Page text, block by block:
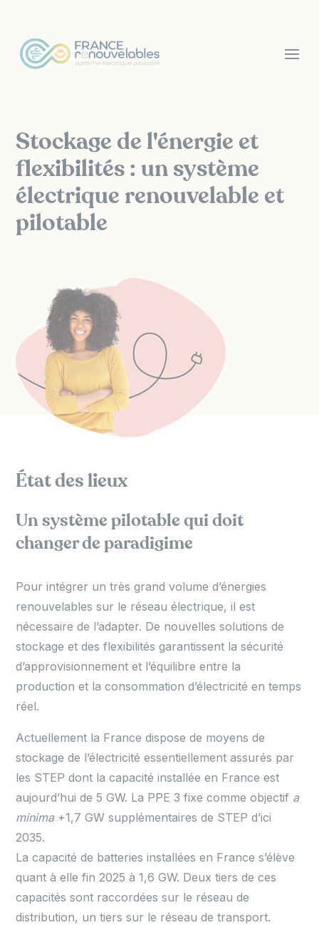
Stockage de l'énergie et
flexibilités : un système
électrique renouvelable et
pilotable
État des lieux
Un système pilotable qui doit
changer de paradigime
Pour intégrer un très grand volume d’énergies
renouvelables sur le réseau électrique, il est
nécessaire de l’adapter. De nouvelles solutions de
stockage et des flexibilités garantissent la sécurité
d’approvisionnement et l’équilibre entre la
production et la consommation d’électricité en temps
réel.
Actuellement la France dispose de moyens de
stockage de l’électricité essentiellement assurés par
les STEP dont la capacité installée en France est
aujourd’hui de 5 GW. La PPE 3 fixe comme objectif a
minima+1,7 GW supplémentaires de STEP d’ici
2035.
La capacité de batteries installées en France s’élève
quant à elle fin 2025 à 1,6 GW. Deux tiers de ces
capacités sont raccordées sur le réseau de
distribution, un tiers sur le réseau de transport.